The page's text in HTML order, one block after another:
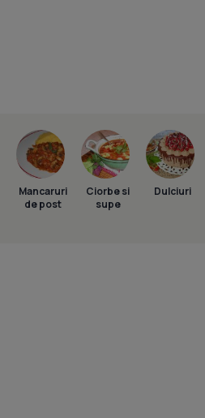
Mancaruri
de post
Ciorbe si
supe
Dulciuri